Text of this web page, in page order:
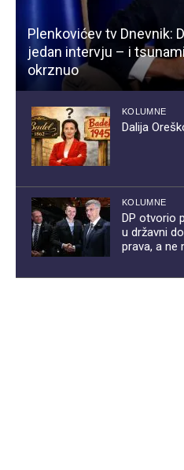
Plenkovićev tv Dnevnik:
jedan intervju – i
okrznuo
KOLUMNE
Dalija
KOLUMNE
DP otvorio
u državni
prava, a ne